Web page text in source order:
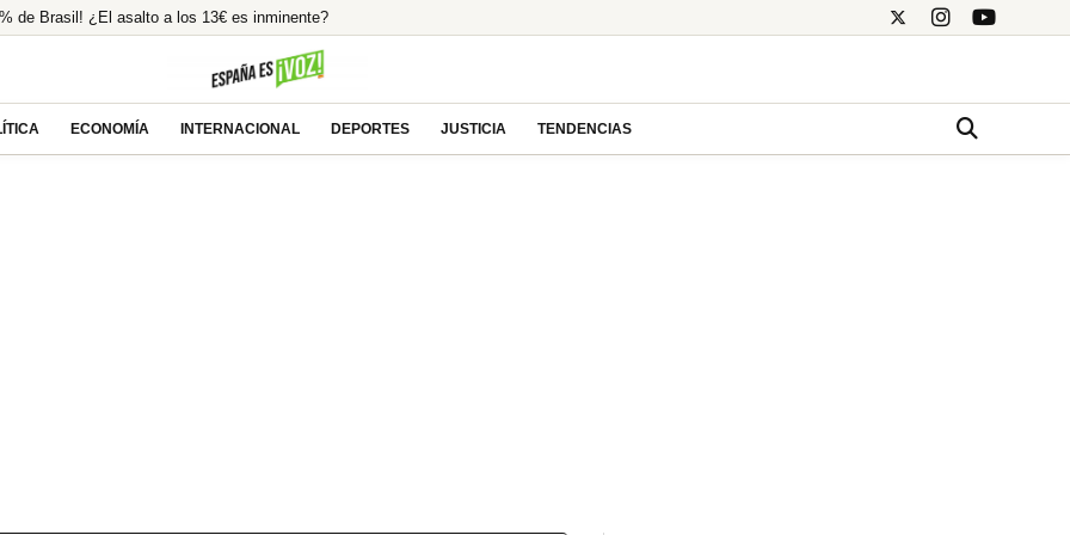
de Brasil! ¿El asalto a los 13€ es inminente?
Oculto! Su Pasión Ecuestre Te Dejará
ilegal tras la condena a Ábalos
ante las esperanzas de acuerdo entre EEUU
ECONOMÍA INTERNACIONAL DEPORTES JUSTICIA TENDENCIAS